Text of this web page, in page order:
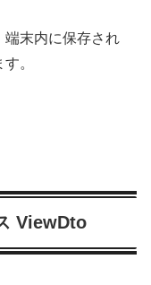
端末内に保存され
。
ViewDto